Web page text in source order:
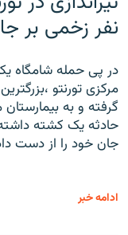
نفر زخمی بر
در پی حمله شامگاه
گرفته و به
حادثه یک کشته
جان خود را از دست
ادامه خبر